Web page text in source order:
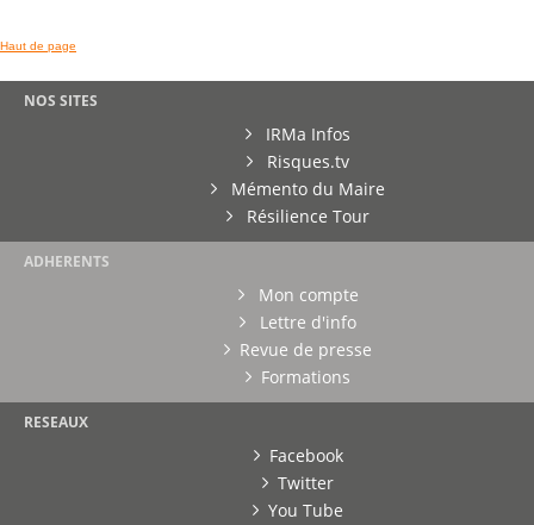
Haut de page
NOS SITES
IRMa Infos
Risques.tv
Mémento du Maire
Résilience Tour
ADHERENTS
Mon compte
Lettre d'info
Revue de presse
Formations
RESEAUX
Facebook
Twitter
You Tube